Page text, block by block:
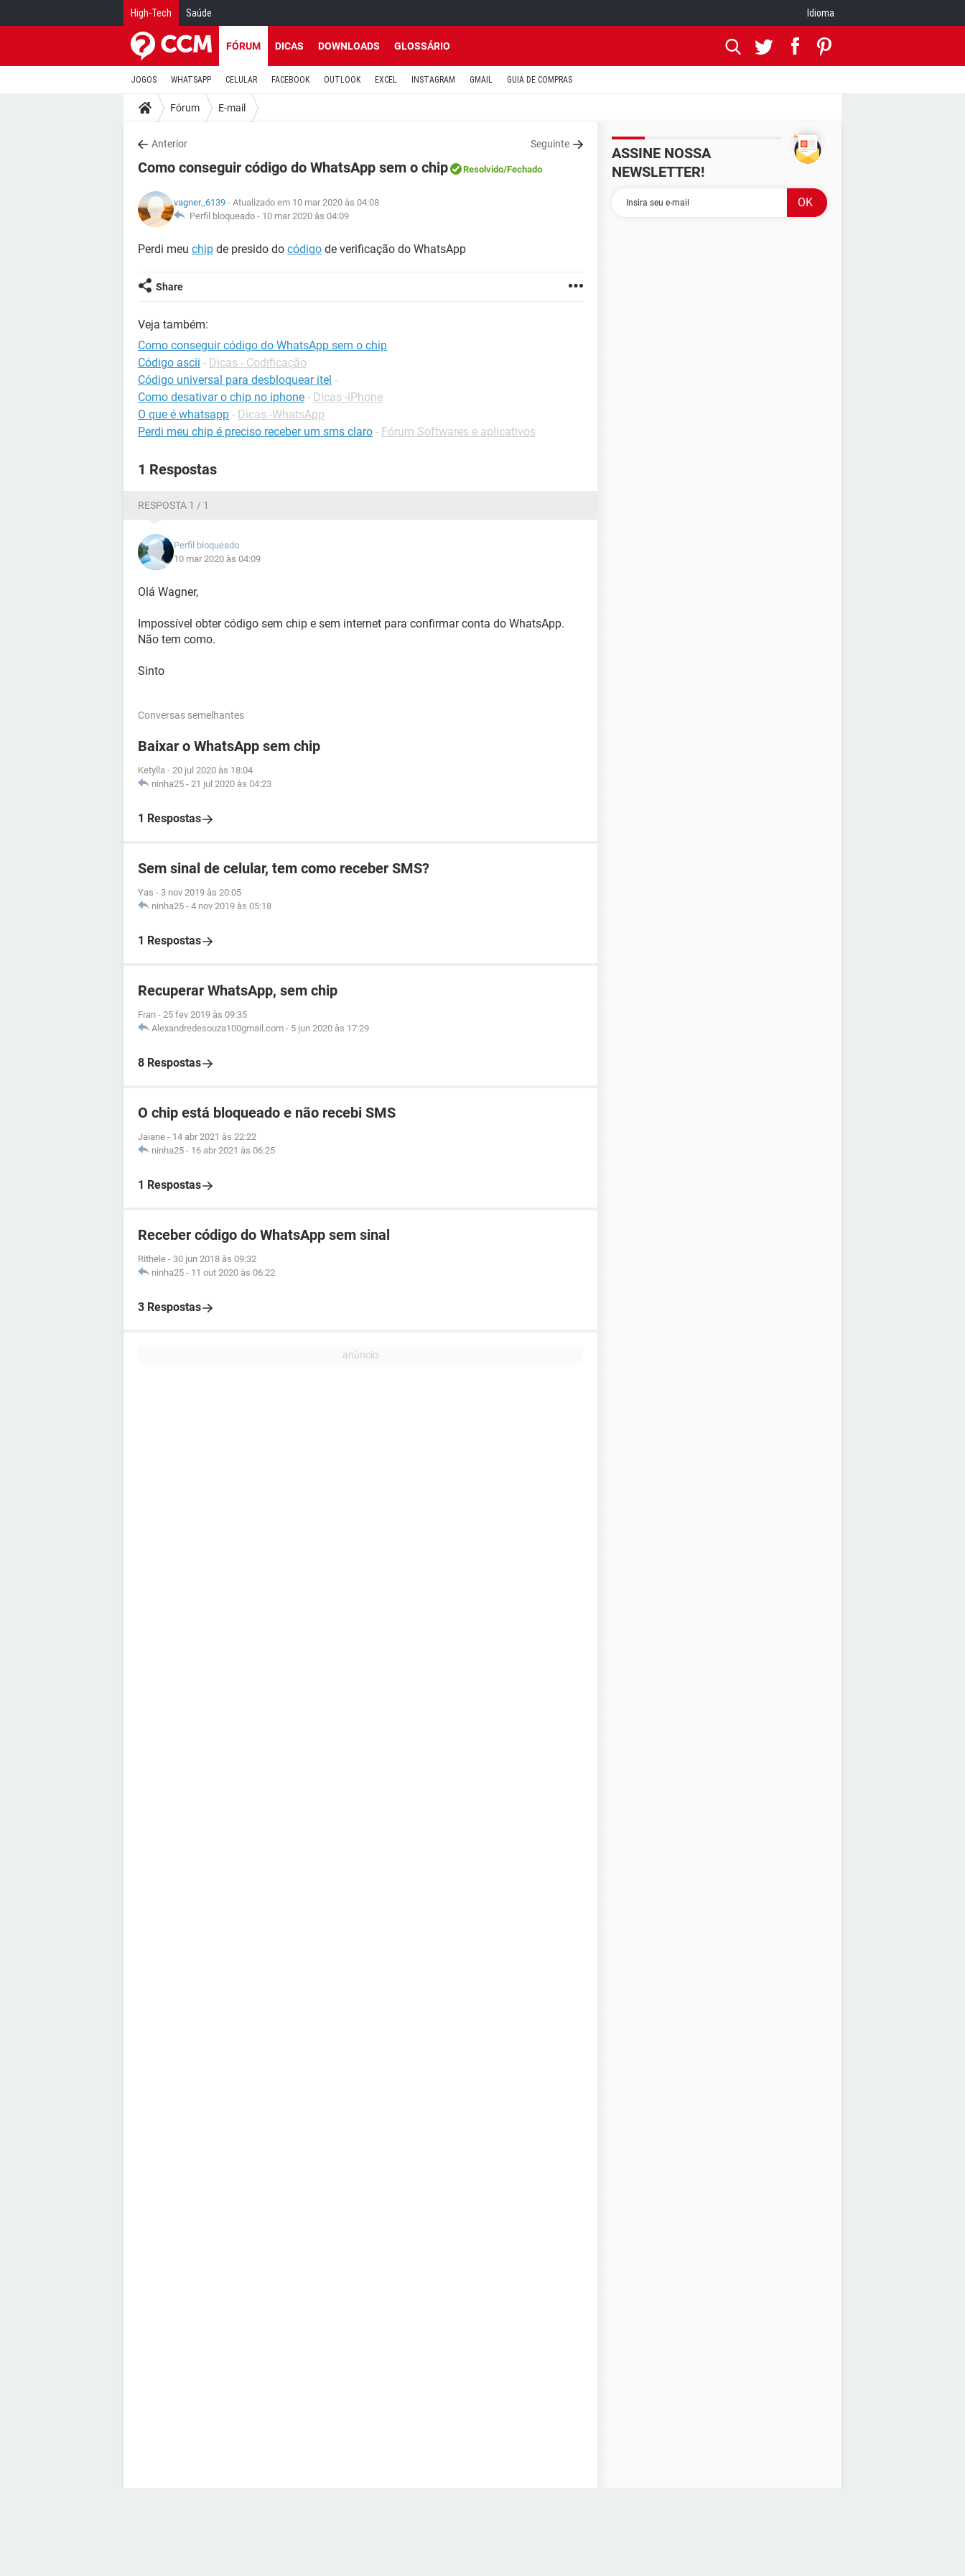
High-Tech Saúde Idioma
FÓRUM DICAS DOWNLOADS GLOSSÁRIO
JOGOS WHATSAPP CELULAR FACEBOOK OUTLOOK EXCEL INSTAGRAM GMAIL GUIA DE COMPRAS
Fórum E-mail
Anterior Seguinte
Como conseguir código do WhatsApp sem o chip Resolvido/Fechado
vagner_6139 - Atualizado em 10 mar 2020 às 04:08
Perfil bloqueado - 10 mar 2020 às 04:09
Perdi meu chip de presido do código de verificação do WhatsApp
Share
Veja também:
Como conseguir código do WhatsApp sem o chip
Código ascii - Dicas - Codificação
Código universal para desbloquear itel -
Como desativar o chip no iphone - Dicas -iPhone
O que é whatsapp - Dicas -WhatsApp
Perdi meu chip é preciso receber um sms claro - Fórum Softwares e aplicativos
1 Respostas
RESPOSTA 1 / 1
Perfil bloqueado
10 mar 2020 às 04:09
Olá Wagner,
Impossível obter código sem chip e sem internet para confirmar conta do WhatsApp.
Não tem como.
Sinto
Conversas semelhantes
Baixar o WhatsApp sem chip
Ketylla - 20 jul 2020 às 18:04
ninha25 - 21 jul 2020 às 04:23
1 Respostas
Sem sinal de celular, tem como receber SMS?
Yas - 3 nov 2019 às 20:05
ninha25 - 4 nov 2019 às 05:18
1 Respostas
Recuperar WhatsApp, sem chip
Fran - 25 fev 2019 às 09:35
Alexandredesouza100gmail.com - 5 jun 2020 às 17:29
8 Respostas
O chip está bloqueado e não recebi SMS
Jaiane - 14 abr 2021 às 22:22
ninha25 - 16 abr 2021 às 06:25
1 Respostas
Receber código do WhatsApp sem sinal
Rithele - 30 jun 2018 às 09:32
ninha25 - 11 out 2020 às 06:22
3 Respostas
ASSINE NOSSA
NEWSLETTER!